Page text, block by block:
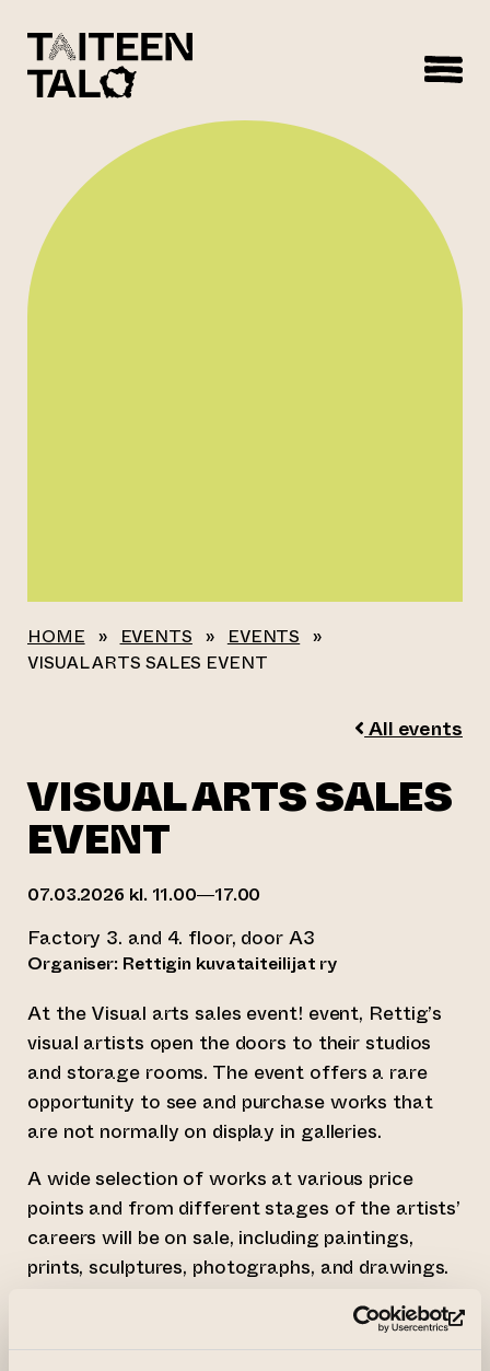
HOME » EVENTS » EVENTS »
VISUAL ARTS SALES EVENT
All events
VISUAL ARTS SALES
EVENT
07.03.2026 kl. 11.00—17.00
Factory 3. and 4. floor, door A3
Organiser: Rettigin kuvataiteilijat ry
At the Visual arts sales event! event, Rettig’s
visual artists open the doors to their studios
and storage rooms. The event offers a rare
opportunity to see and purchase works that
are not normally on display in galleries.
A wide selection of works at various price
points and from different stages of the artists’
careers will be on sale, including paintings,
prints, sculptures, photographs, and drawings.
before, while others are gems that have been
left in storage and deserve a new home.